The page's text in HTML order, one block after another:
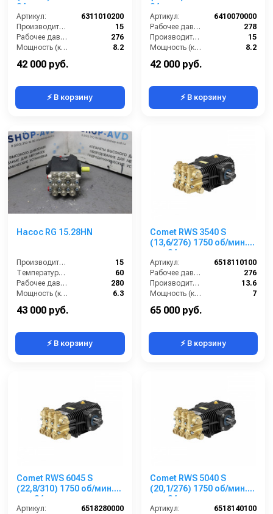
24 мм
Артикул:
6311010200
Производительность (л/мин):
15
Рабочее давление (бар):
276
Мощность (кВт):
8.2
42 000 руб.
⚡ В корзину
24мм
Артикул:
6410070000
Рабочее давление (бар):
278
Производительность (л/мин):
15
Мощность (кВт):
8.2
42 000 руб.
⚡ В корзину
Насос RG 15.28HN
Производительность (л/мин):
15
Температура (°C):
60
Рабочее давление (бар):
280
Мощность (кВт):
6.3
43 000 руб.
⚡ В корзину
Comet RWS 3540 S
(13,6/276) 1750 об/мин.
вал 24мм
Артикул:
6518110100
Рабочее давление (бар):
276
Производительность (л/мин):
13.6
Мощность (кВт):
7
Обороты двигателя (об/мин):
65 000 руб.
⚡ В корзину
Comet RWS 6045 S
(22,8/310) 1750 об/мин.
вал 24мм
Артикул:
6518280000
Comet RWS 5040 S
(20,1/276) 1750 об/мин.
вал 24мм
Артикул:
6518140100